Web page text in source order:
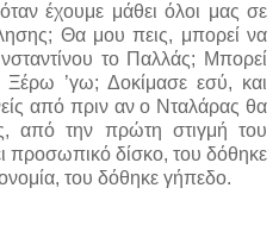
έχουμε μάθει όλοι μας σε
Θα μου πεις, μπορεί να
το Παλλάς; Μπορεί
Ξέρω ’γω; Δοκίμασε εσύ, και
από πριν αν ο Νταλάρας θα
από την πρώτη στιγμή του
προσωπικό δίσκο, του δόθηκε
του δόθηκε γήπεδο.